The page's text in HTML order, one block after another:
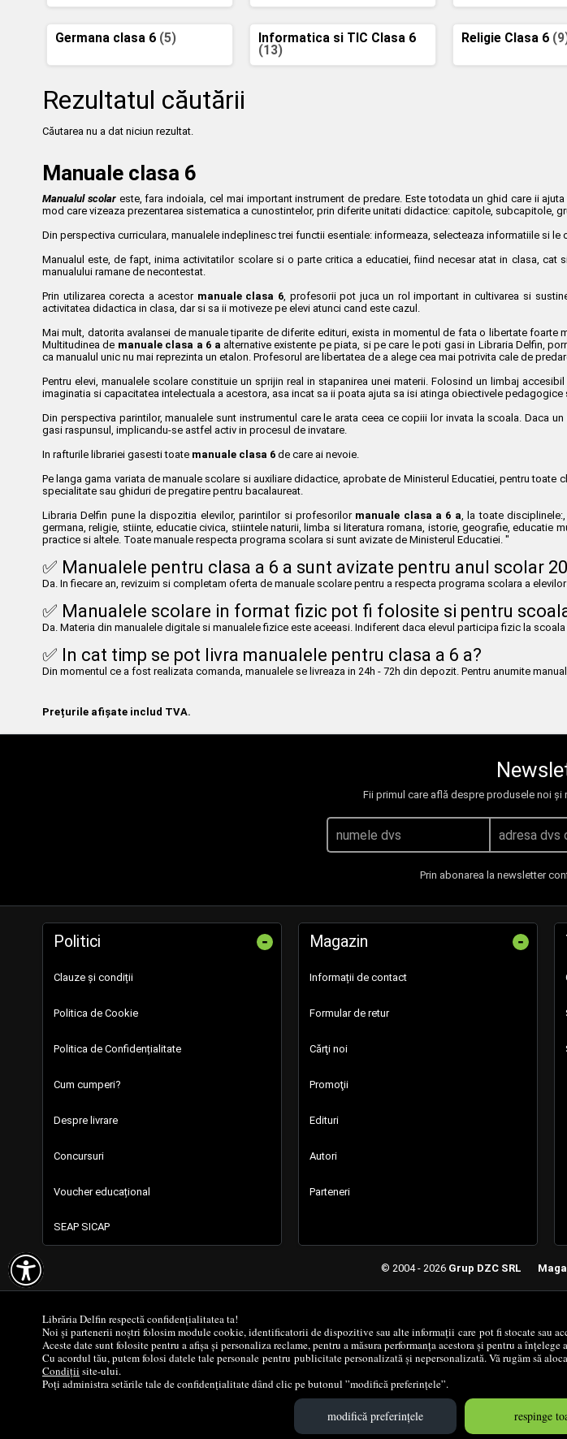

Librăria Delfin respectă confidențialitatea ta!
Noi și partenerii noștri folosim module cookie, identificatorii de dispozitive sau alte informații care pot fi stocate sau
Aceste date sunt folosite pentru a afișa și personaliza reclame, pentru a măsura performanța acestora și pentru a înțelege
Cu acordul tău, putem folosi datele tale personale pentru publicitate personalizată și nepersonalizată. Vă rugăm să
Condiții site-ului.
Poți administra setările tale de confidențialitate dând clic pe butonul ”modifică preferințele”.
modifică preferințele respinge
Germana clasa 6 (5)
Informatica si TIC Clasa 6
(13)
Religie Clasa 6
Rezultatul căutării
Căutarea nu a dat niciun rezultat.
Manuale clasa 6
Manualul scolareste, fara indoiala, cel mai important instrument de predare. Este totodata un ghid care ii
mod care vizeaza prezentarea sistematica a cunostintelor, prin diferite unitati didactice: capitole, subcapitole,
Din perspectiva curriculara, manualele indeplinesc trei functii esentiale: informeaza, selecteaza informatiile si
Manualul este, de fapt, inima activitatilor scolare si o parte critica a educatiei, fiind necesar atat in clasa,
manualului ramane de necontestat.
Prin utilizarea corecta a acestor manuale clasa 6, profesorii pot juca un rol important in cultivarea si
activitatea didactica in clasa, dar si sa ii motiveze pe elevi atunci cand este cazul.
Mai mult, datorita avalansei de manuale tiparite de diferite edituri, exista in momentul de fata o libertate
Multitudinea de manuale clasa a 6 a alternative existente pe piata, si pe care le poti gasi in Libraria Delfin,
ca manualul unic nu mai reprezinta un etalon. Profesorul are libertatea de a alege cea mai potrivita cale de
Pentru elevi, manualele scolare constituie un sprijin real in stapanirea unei materii. Folosind un limbaj
imaginatia si capacitatea intelectuala a acestora, asa incat sa ii poata ajuta sa isi atinga obiectivele
Din perspectiva parintilor, manualele sunt instrumentul care le arata ceea ce copiii lor invata la scoala. Daca
gasi raspunsul, implicandu-se astfel activ in procesul de invatare.
In rafturile librariei gasesti toate manuale clasa 6 de care ai nevoie.
Pe langa gama variata de manuale scolare si auxiliare didactice, aprobate de Ministerul Educatiei, pentru
specialitate sau ghiduri de pregatire pentru bacalaureat.
Libraria Delfin pune la dispozitia elevilor, parintilor si profesorilor manuale clasa a 6 a, la toate
germana, religie, stiinte, educatie civica, stiintele naturii, limba si literatura romana, istorie, geografie,
practice si altele. Toate manuale respecta programa scolara si sunt avizate de Ministerul Educatiei. "
✅ Manualele pentru clasa a 6 a sunt avizate pentru anul scolar
Da. In fiecare an, revizuim si completam oferta de manuale scolare pentru a respecta programa scolara a
✅ Manualele scolare in format fizic pot fi folosite si pentru
Da. Materia din manualele digitale si manualele fizice este aceeasi. Indiferent daca elevul participa fizic la
✅ In cat timp se pot livra manualele pentru clasa a 6 a?
Din momentul ce a fost realizata comanda, manualele se livreaza in 24h - 72h din depozit. Pentru anumite
Prețurile afișate includ TVA.
Fii primul care află despre produsele noi și
Prin abonarea la newsletter
Politici -
Clauze și condiții
Politica de Cookie
Politica de Confidențialitate
Cum cumperi?
Despre livrare
Concursuri
Voucher educațional
SEAP SICAP
Magazin -
Informații de contact
Formular de retur
Cărţi noi
Promoţii
Edituri
Autori
Parteneri
© 2004 - 2026 Grup DZC SRL